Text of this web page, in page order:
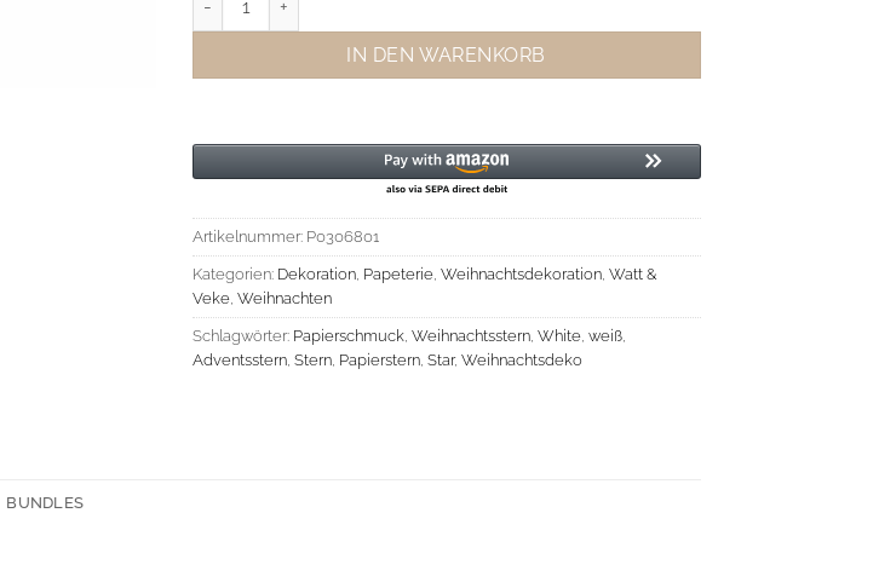
IN DEN WARENKORB
Artikelnummer: P0306801
Kategorien: Dekoration, Papeterie, Weihnachtsdekoration, Watt &
Veke, Weihnachten
Schlagwörter: Papierschmuck, Weihnachtsstern, White, weiß,
Adventsstern, Stern, Papierstern, Star, Weihnachtsdeko
BUNDLES